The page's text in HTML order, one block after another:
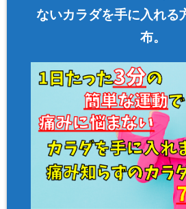
ないカラダを手に入れる
布。